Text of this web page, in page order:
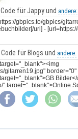
Code für Jappy und andere:
Code für Blogs und andere: